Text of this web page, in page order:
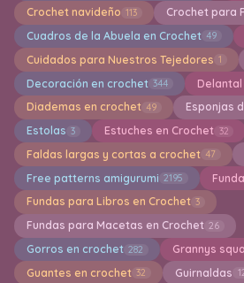
Crochet navideño 113 Crochet para
Cuadros de la Abuela en Crochet 49
Cuidados para Nuestros Tejedores 1
Decoración en crochet 344
Diademas en crochet 49 Esponjas
Estolas 3 Estuches en Crochet 32
Faldas largas y cortas a crochet 47
Free patterns amigurumi 2195
Fundas para Libros en Crochet 3
Fundas para Macetas en Crochet 26
Gorros en crochet 282 Grannys
Guantes en crochet 32 Guirnaldas